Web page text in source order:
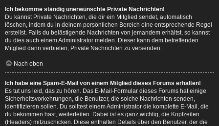
Ich bekomme ständig unerwünschte Private Nachrichten!
Du kannst Private Nachrichten, die dir ein Mitglied sendet, automatisch
löschen, indem du in deinem persönlichen Bereich eine entsprechende Regel
erstellst. Falls du belästigende Nachrichten von jemandem erhältst, so kannst
du dies auch einem Administrator melden. Dieser kann dem betreffenden
Mitglied dann verbieten, Private Nachrichten zu versenden.
Nach oben
Ich habe eine Spam-E-Mail von einem Mitglied dieses Forums erhalten!
Es tut uns leid, das zu hören. Das E-Mail-Formular dieses Forums hat einige
Sicherheitsvorkehrungen, die Benutzer, die solche Nachrichten senden,
identifizieren sollen. Du solltest einem Administrator die komplette E-Mail, die
du bekommen hast, weiterleiten. Dabei ist es ganz wichtig, die Kopfzeilen
(Headers) mitzuschicken. Diese enthalten Details über den Benutzer, der die